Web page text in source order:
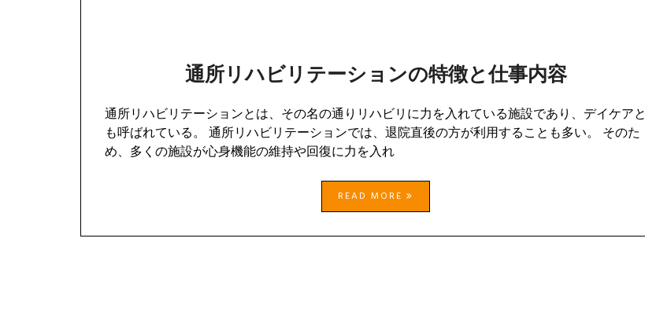
通所リハビリテーションの特徴と仕事内容
通所リハビリテーションとは、その名の通りリハビリに力を入れている施設であり、デイケアと
も呼ばれている。 通所リハビリテーションでは、退院直後の方が利用することも多い。 そのた
め、多くの施設が心身機能の維持や回復に力を入れ
READ MORE